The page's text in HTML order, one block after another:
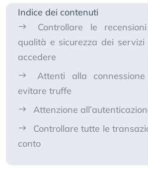
Indice dei contenuti
Controllare le
qualità e sicurezza dei
accedere
Attenti alla
evitare truffe
Attenzione
Controllare tutte le
conto